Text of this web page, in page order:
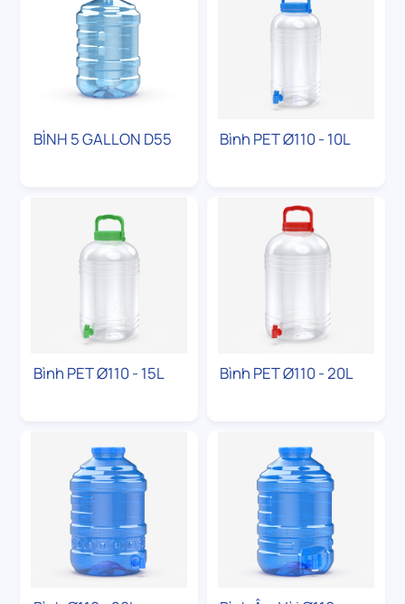
BÌNH 5 GALLON D55 Bình PET Ø110 - 10L
Bình PET Ø110 - 15L Bình PET Ø110 - 20L